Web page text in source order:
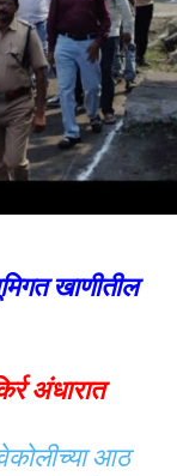
खाणीतील
अंधारात
आठ